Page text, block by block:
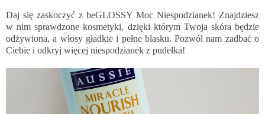
Daj się zaskoczyć z beGLOSSY Moc Niespodzianek! Znajdziesz
w nim sprawdzone kosmetyki, dzięki którym Twoja skóra będzie
odżywiona, a włosy gładkie i pełne blasku. Pozwól nam zadbać o
Ciebie i odkryj więcej niespodzianek z pudełka!